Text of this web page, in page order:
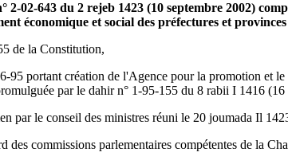
2-02-643 du 2 rejeb 1423 (10 septembre 2002)
économique et social des préfectures et
de la Constitution,
95 portant création de l'Agence pour la promotion et
par le dahir n° 1-95-155 du 8 rabii I 1416 (16
par le conseil des ministres réuni le 20 joumada Il
des commissions parlementaires compétentes de la